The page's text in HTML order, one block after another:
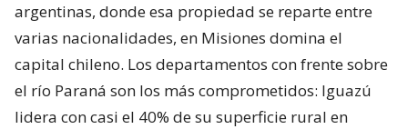
argentinas, donde esa propiedad se reparte entre
varias nacionalidades, en Misiones domina el
capital chileno. Los departamentos con frente sobre
el río Paraná son los más comprometidos: Iguazú
lidera con casi el 40% de su superficie rural en